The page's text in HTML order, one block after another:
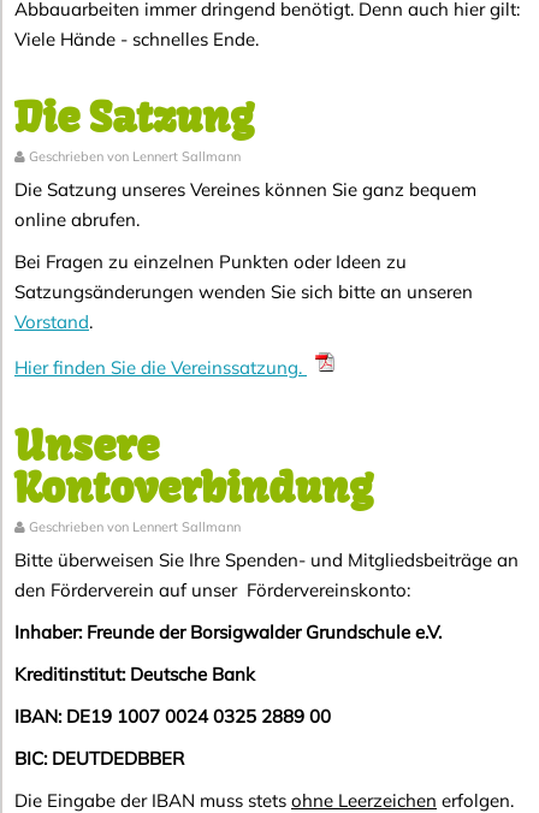
Abbauarbeiten immer dringend benötigt. Denn auch hier gilt:
Viele Hände - schnelles Ende.
Die Satzung
Geschrieben von Lennert Sallmann
Die Satzung unseres Vereines können Sie ganz bequem
online abrufen.
Bei Fragen zu einzelnen Punkten oder Ideen zu
Satzungsänderungen wenden Sie sich bitte an unseren
Vorstand.
Hier finden Sie die Vereinssatzung.
Unsere
Kontoverbindung
Geschrieben von Lennert Sallmann
Bitte überweisen Sie Ihre Spenden- und Mitgliedsbeiträge an
den Förderverein auf unser Fördervereinskonto:
Inhaber: Freunde der Borsigwalder Grundschule e.V.
Kreditinstitut: Deutsche Bank
IBAN: DE19 1007 0024 0325 2889 00
BIC: DEUTDEDBBER
Die Eingabe der IBAN muss stets ohne Leerzeichen erfolgen.